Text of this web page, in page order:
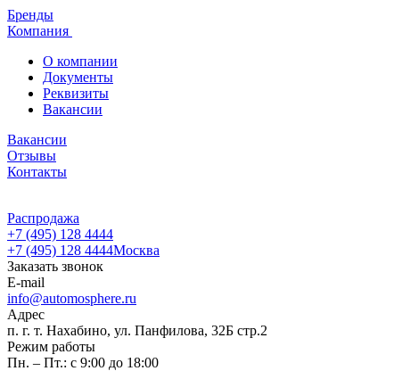
Бренды
Компания
О компании
Документы
Реквизиты
Вакансии
Вакансии
Отзывы
Контакты
Распродажа
+7 (495) 128 4444
+7 (495) 128 4444Москва
Заказать звонок
E-mail
info@automosphere.ru
Адрес
п. г. т. Нахабино, ул. Панфилова, 32Б стр.2
Режим работы
Пн. – Пт.: с 9:00 до 18:00